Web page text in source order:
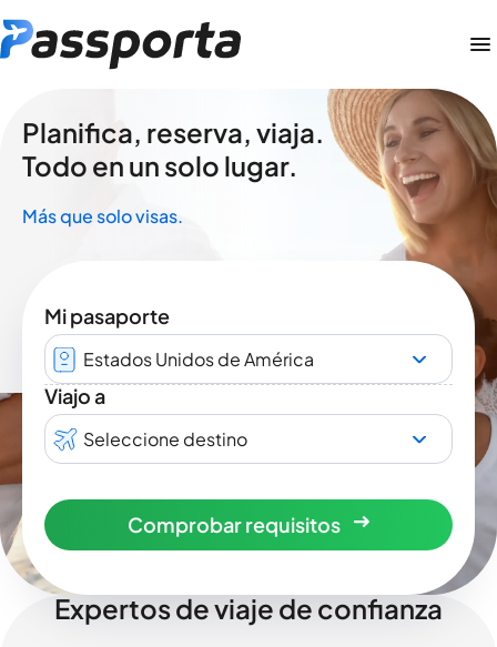
Planifica, reserva, viaja.
Todo en un solo lugar.
Más que solo visas.
Mi pasaporte
Estados Unidos de América
Viajo a
Seleccione destino
Comprobar requisitos
Expertos de viaje de confianza